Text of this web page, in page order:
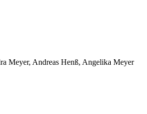
Meyer, Andreas Henß, Angelika Meyer